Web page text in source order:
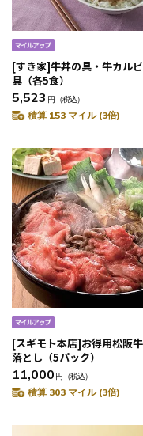
[すき家]牛丼の具・牛カル
具（各5食）
5,523 円 （税込）
積算 153 マイル (3倍)
[スギモト本店]お得用松阪
落とし（5パック）
11,000 円 （税込）
積算 303 マイル (3倍)